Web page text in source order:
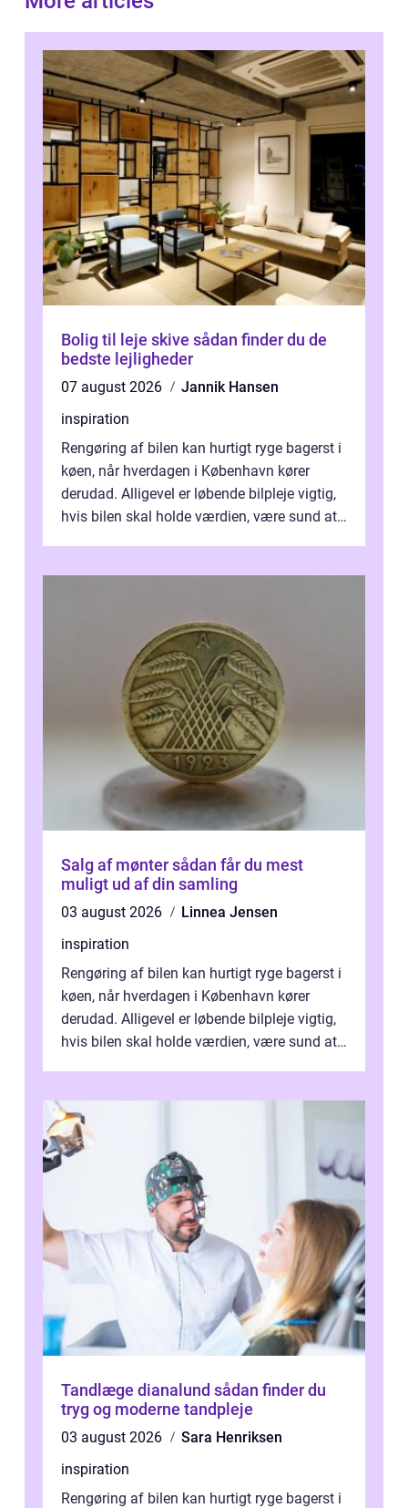
Bolig til leje skive sådan finder du de
bedste lejligheder
07 august 2026
Jannik Hansen
inspiration
Rengøring af bilen kan hurtigt ryge bagerst i
køen, når hverdagen i København kører
derudad. Alligevel er løbende bilpleje vigtig,
hvis bilen skal holde værdien, være sund at
Salg af mønter sådan får du mest
muligt ud af din samling
03 august 2026
Linnea Jensen
inspiration
Rengøring af bilen kan hurtigt ryge bagerst i
køen, når hverdagen i København kører
derudad. Alligevel er løbende bilpleje vigtig,
hvis bilen skal holde værdien, være sund at
Tandlæge dianalund sådan finder du
tryg og moderne tandpleje
03 august 2026
Sara Henriksen
inspiration
Rengøring af bilen kan hurtigt ryge bagerst i